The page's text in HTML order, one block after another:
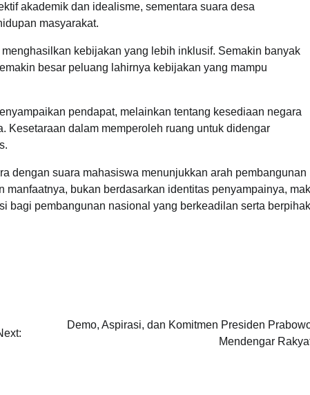
akademik dan idealisme, sementara suara desa
masyarakat.
kebijakan yang lebih inklusif. Semakin banyak
besar peluang lahirnya kebijakan yang mampu
pendapat, melainkan tentang kesediaan negara
Kesetaraan dalam memperoleh ruang untuk didengar
dengan suara mahasiswa menunjukkan arah pembangunan
bukan berdasarkan identitas penyampainya,
bagi pembangunan nasional yang berkeadilan serta berpihak
Demo, Aspirasi, dan Komitmen Presiden
Mendengar